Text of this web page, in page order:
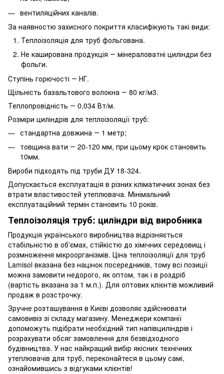
вентиляційних каналів.
За наявностю захисного покриття класифікують такі види:
Теплоізоляція для труб фольгована.
Не каширована продукція ― мінераловатні циліндри без
фольги.
Ступінь горючості ― НГ.
Щільність базальтового волокна ― 80 кг/м3.
Теплопровідність ― 0,034 Вт/м.
Розміри циліндрів для теплоізоляції труб:
стандартна довжина ― 1 метр;
товщина вати ― 20-120 мм, при цьому крок становить
10мм.
Вироби підходять під труби ДУ 18-324.
Допускається експлуатація в різних кліматичних зонах без
втрати властивостей утеплювача. Мінімальний
експлуатаційний термін становить 10 років.
Теплоізоляція труб: циліндри від виробника
Продукція українського виробництва відрізняється
стабільністю в об'ємах, стійкістю до хімічних середовищ і
розмноження мікроорганізмів. Ціна теплоізоляції для труб
Lamisol вказана без націнок посередників, тому всі позиції
можна замовити недорого, як оптом, так і в роздріб
(вартість вказана за 1 м.п.). Для оптових клієнтів можливий
продаж в розстрочку.
Зручне розташування в Києві дозволяє здійснювати
самовивіз зі складу магазину. Менеджери компанії
допоможуть підібрати необхідний тип напівциліндрів і
розрахувати обсяг замовлення для безвідходного
будівництва. У нас найкращий вибір якісних технічних
утеплювачів для труб, переконайтеся в цьому самі,
ознайомившись з відгуками клієнтів!